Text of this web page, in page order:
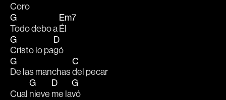
Coro
G
Todo debo a
Em7
Él
G
Cristo lo pa
D
gó
G
De las manchas
C
del pecar
Cual
G
nieve
D
me la
G
vó